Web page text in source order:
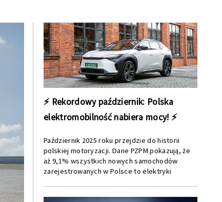
⚡ Rekordowy październik: Polska
elektromobilność nabiera mocy! ⚡
Październik 2025 roku przejdzie do historii
polskiej motoryzacji. Dane PZPM pokazują, że
aż 9,1% wszystkich nowych samochodów
zarejestrowanych w Polsce to elektryki